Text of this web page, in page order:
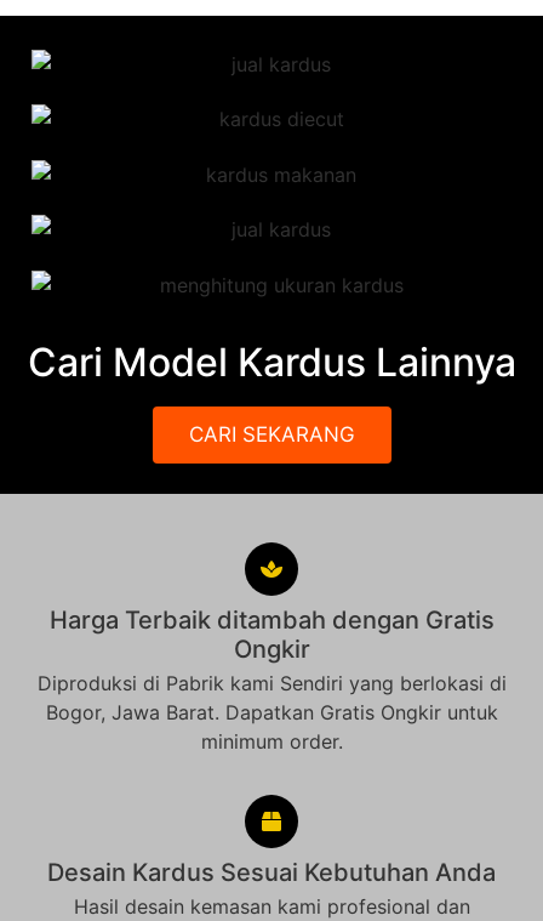
Cari Model Kardus Lainnya
CARI SEKARANG
Harga Terbaik ditambah dengan Gratis
Ongkir
Diproduksi di Pabrik kami Sendiri yang berlokasi di
Bogor, Jawa Barat. Dapatkan Gratis Ongkir untuk
minimum order.
Desain Kardus Sesuai Kebutuhan Anda
Hasil desain kemasan kami profesional dan